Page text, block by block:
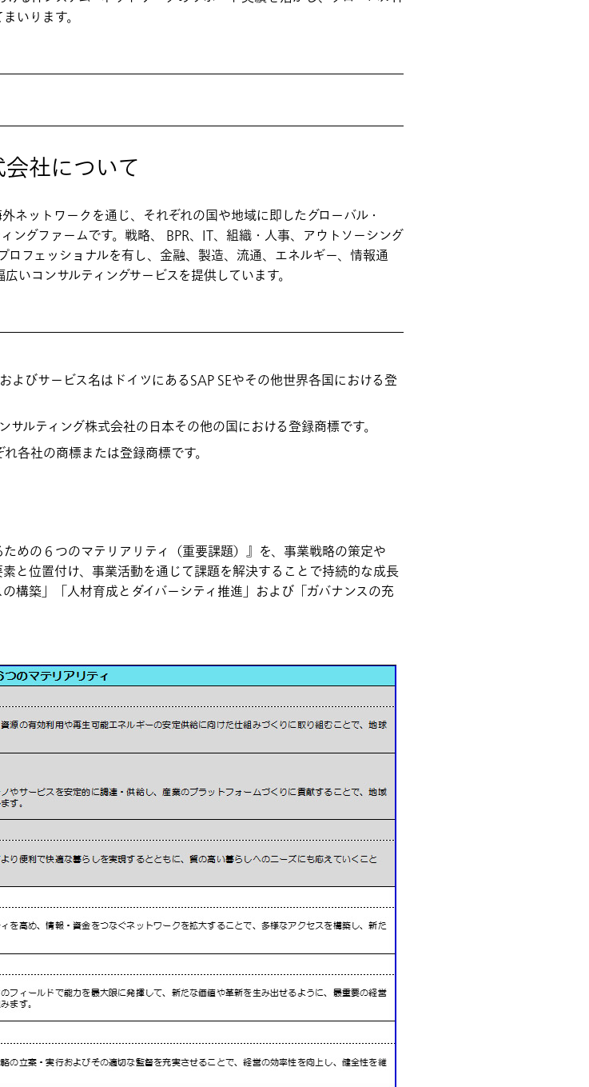
いります。
社について
ネットワークを通じ、それぞれの国や地域に即したグローバル・
ングファームです。戦略、 BPR、IT、組織・人事、アウトソーシング
フェッショナルを有し、金融、製造、流通、エネルギー、情報通
いコンサルティングサービスを提供しています。
よびサービス名はドイツにあるSAP SEやその他世界各国における登
ルティング株式会社の日本その他の国における登録商標です。
各社の商標または登録商標です。
めの６つのマテリアリティ（重要課題）』を、事業戦略の策定や
と位置付け、事業活動を通じて課題を解決することで持続的な成長
構築」「人材育成とダイバーシティ推進」および「ガバナンスの充